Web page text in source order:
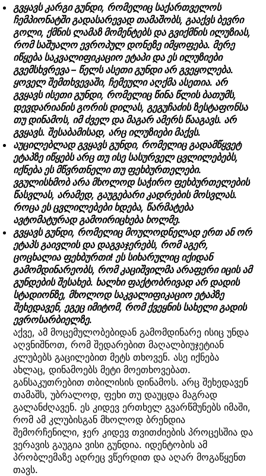
გვყავს კარგი გუნდი, რომელიც საქართველოს
ჩემპიონატში გადასარევად თამაშობს, გააქვს ბევრი
გოლი, ქმნის ლამაზ მომენტებს და გვიქმნის ილუზიას,
რომ საშუალო ევროპულ დონეზე იმყოფება. მერე
იწყება საკვალიფიკაციო ეტაპი და ეს ილუზიები
გვემსხვრევა – წელს ასეთი გუნდი არ გვეყოლება.
ყოველ შემთხვევაში, ჩემეული აღქმა ასეთია. არ
გვყავს ისეთი გუნდი, რომელიც წინა წლის ბათუმს,
დევდარიანის გორის დილას, გეგუჩაძის ზესტაფონსა
თუ დინამოს, იმ ძველ და მაგარ ამერს წააგავს. არ
გვყავს. შესაბამისად, არც ილუზიები მაქვს.
აუცილებლად გვყავს გუნდი, რომელიც გადამწყვეტ
ეტაპზე იწყებს არც თუ ისე სასურველ ცვლილებებს,
იქნება ეს მწვრთნელი თუ ფეხბურთელები.
ვგულისხმობ არა მხოლოდ საჭირო ფეხბურთელების
წასვლას, არამედ, გაუგებარი კადრების მოსვლას.
როცა ეს ცვლილებები ხდება, წარმატება
ავტომატურად გამოირიცხება ხოლმე.
გვყავს გუნდი, რომელიც მოულოდნელად ერთ ან ორ
ეტაპს გაივლის და დაგვაჯერებს, რომ აგერ,
ცოცხალია ფეხბურთი! ეს სიხარულიც იქიდან
გამომდინარეობს, რომ კაციშვილმა არაფერი იცის ამ
გუნდების შესახებ. ხალხი ფაქტობრივად არ დადის
სტადიონზე, მხოლოდ საკვალიფიკაციო ეტაპზე
შეხედავენ, ეგეც იმიტომ, რომ ქვეყნის სახელი გადის
ევროსარბიელზე.
აქვე, ამ მოცემულობებიდან გამომდინარე ისიც უნდა
აღვნიშნოთ, რომ შედარებით მაღალბიუჯეტიან
კლუბებს გაცილებით მეტს თხოვენ. ასე იქნება
ახლაც, დინამოებს მეტი მოეთხოვებათ.
განსაკუთრებით თბილისის დინამოს. არც შეხედავენ
თამაშს, უბრალოდ, ფეხი თუ დაუცდა მაგრად
გალანძღავენ. ეს კიდევ ერთხელ გვარწმუნებს იმაში,
რომ ამ კლუბისგან მხოლოდ ბრენდია
შემორჩენილი, ჯერ კიდევ თვითძიების პროცესშია და
ვერავის გაუგია ვისი გუნდია. იდენტობის ამ
პრობლემაზე ადრეც ვწერდით და აღარ მოგაწყენთ
თავს.